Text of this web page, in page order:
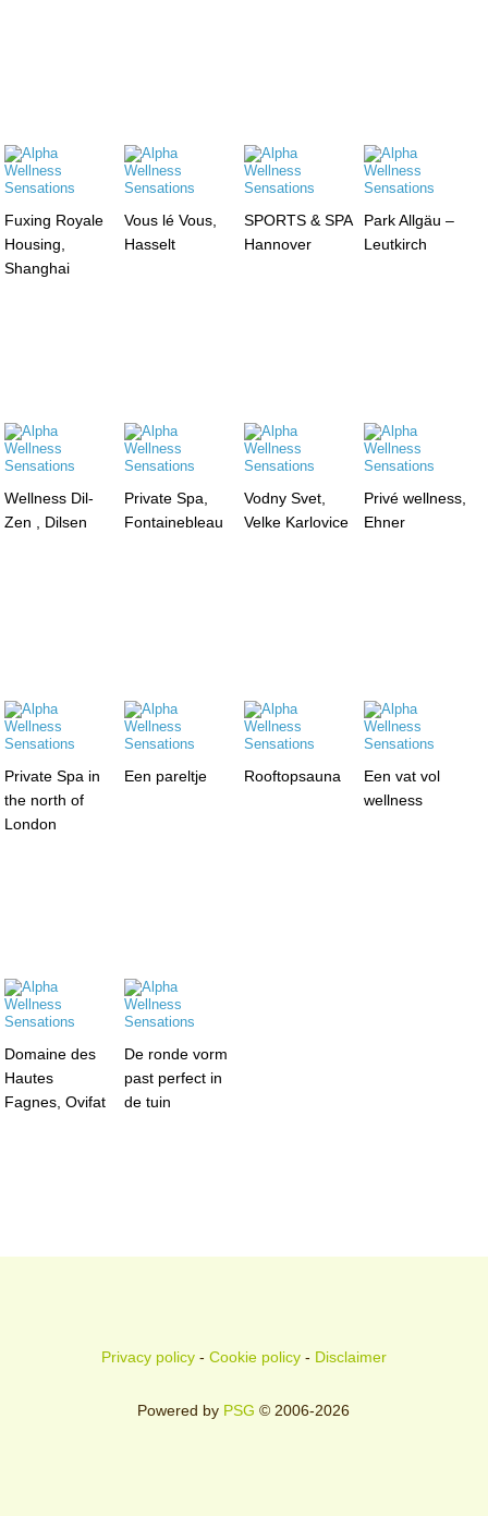
Fuxing Royale
Housing,
Shanghai
Vous lé Vous,
Hasselt
SPORTS & SPA
Hannover
Park Allgäu –
Leutkirch
Wellness Dil-
Zen , Dilsen
Private Spa,
Fontainebleau
Vodny Svet,
Velke Karlovice
Privé wellness,
Ehner
Private Spa in
the north of
London
Een pareltje Rooftopsauna
Een vat vol
wellness
Domaine des
Hautes
Fagnes, Ovifat
De ronde vorm
past perfect in
de tuin
Privacy policy- Cookie policy- Disclaimer
Powered by PSG © 2006-2026